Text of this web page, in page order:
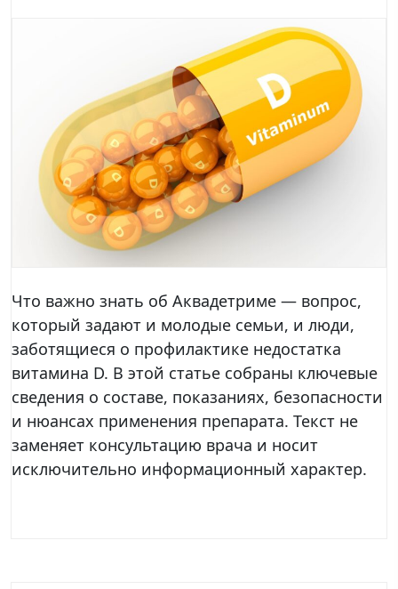
Что важно знать об Аквадетриме — вопрос,
который задают и молодые семьи, и люди,
заботящиеся о профилактике недостатка
витамина D. В этой статье собраны ключевые
сведения о составе, показаниях, безопасности
и нюансах применения препарата. Текст не
заменяет консультацию врача и носит
исключительно информационный характер.